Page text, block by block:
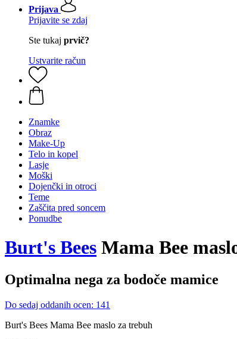
Prijava
Prijavite se zdaj
Ste tukaj prvič?
Ustvarite račun
Znamke
Obraz
Make-Up
Telo in kopel
Lasje
Moški
Dojenčki in otroci
Teme
Zaščita pred soncem
Ponudbe
Burt's Bees Mama Bee
Optimalna nega za bodoče mamice
Do sedaj oddanih ocen: 141
Burt's Bees Mama Bee maslo za trebuh